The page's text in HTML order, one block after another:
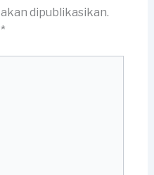
dipublikasikan.
*